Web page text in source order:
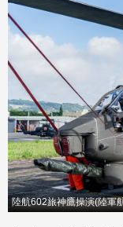
至
eBo
ok
至
Line
陸航602旅神鷹操演(陸軍